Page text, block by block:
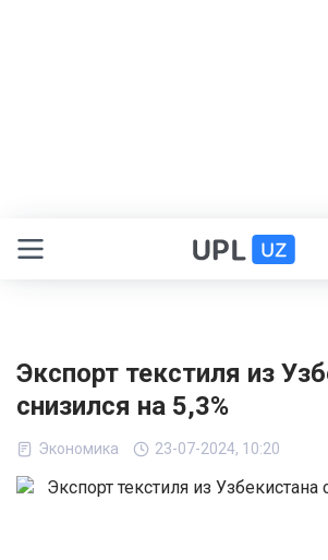
Экспорт текстиля из
снизился на 5,3%
Экономика 23-07-2024, 10:20